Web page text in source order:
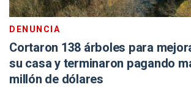
DENUNCIA
Cortaron 138 árboles para
su casa y terminaron pagando
millón de dólares